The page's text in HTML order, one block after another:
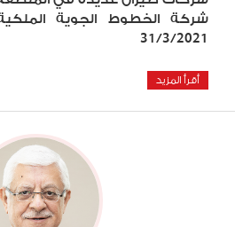
شركة الخطوط الجوية الملكية
31/3/2021
أقرأ المزيد